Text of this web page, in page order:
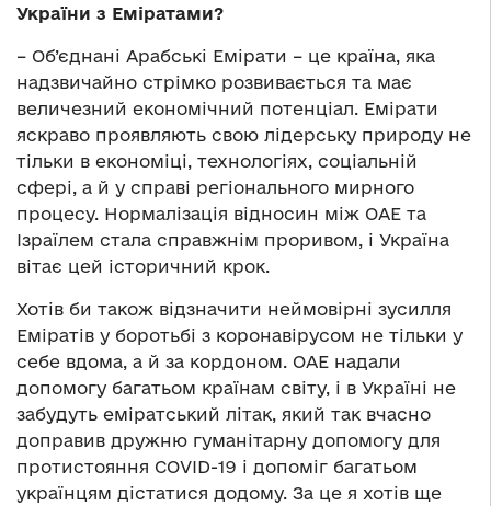
України з Еміратами?
– Об’єднані Арабські Емірати – це країна, яка
надзвичайно стрімко розвивається та має
величезний економічний потенціал. Емірати
яскраво проявляють свою лідерську природу не
тільки в економіці, технологіях, соціальній
сфері, а й у справі регіонального мирного
процесу. Нормалізація відносин між ОАЕ та
Ізраїлем стала справжнім проривом, і Україна
вітає цей історичний крок.
Хотів би також відзначити неймовірні зусилля
Еміратів у боротьбі з коронавірусом не тільки у
себе вдома, а й за кордоном. ОАЕ надали
допомогу багатьом країнам світу, і в Україні не
забудуть еміратський літак, який так вчасно
доправив дружню гуманітарну допомогу для
протистояння COVID-19 і допоміг багатьом
українцям дістатися додому. За це я хотів ще